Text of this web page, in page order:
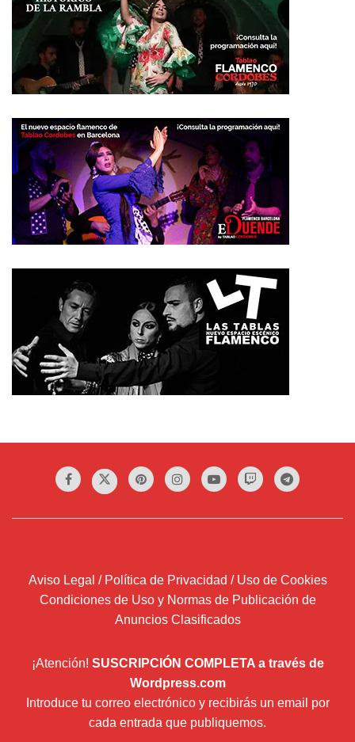
Aviso Legal / Política de Privacidad / Uso de Cookies
Condiciones de Uso y Normas de Publicación de
Anuncios Clasificados
¡Atención! SUSCRIPCIÓN COMPLETA a través de
Wordpress.com
Introduce tu correo electrónico y recibirás un email por
cada entrada que publiquemos.